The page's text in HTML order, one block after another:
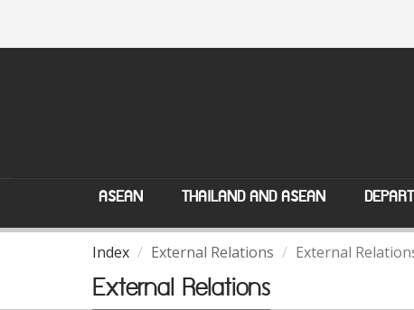
ASEAN THAILAND AND ASEAN
Index External Relations External
External Relations